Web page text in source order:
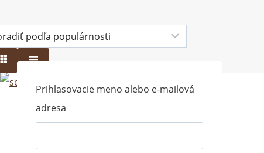
Prihlasovacie meno alebo e-mailová
adresa